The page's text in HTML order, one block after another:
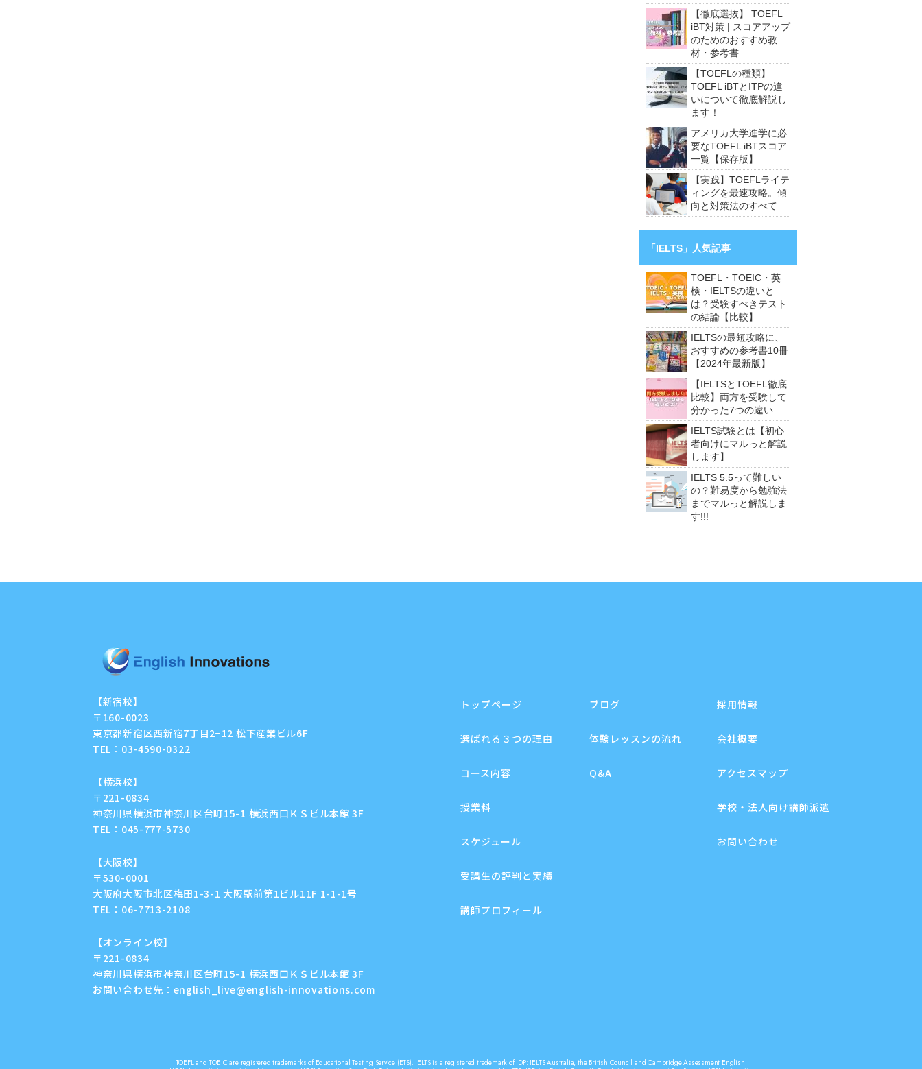
【徹底選抜】 TOEFL
iBT対策 | スコアアップ
のためのおすすめ教
材・参考書
【TOEFLの種類】
TOEFL iBTとITPの違
いについて徹底解説し
ます！
アメリカ大学進学に必
要なTOEFL iBTスコア
一覧【保存版】
【実践】TOEFLライテ
ィングを最速攻略。傾
向と対策法のすべて
「IELTS」人気記事
TOEFL・TOEIC・英
検・IELTSの違いと
は？受験すべきテスト
の結論【比較】
IELTSの最短攻略に、
おすすめの参考書10冊
【2024年最新版】
【IELTSとTOEFL徹底
比較】両方を受験して
分かった7つの違い
IELTS試験とは【初心
者向けにマルっと解説
します】
IELTS 5.5って難しい
の？難易度から勉強法
までマルっと解説しま
す!!!
【新宿校】
〒160-0023
東京都新宿区西新宿7丁目2−12 松下産業ビル6F
TEL： 03-4590-0322
【横浜校】
〒221-0834
神奈川県横浜市神奈川区台町15-1 横浜西口ＫＳビル本館 3F
TEL： 045-777-5730
【大阪校】
〒530-0001
大阪府大阪市北区梅田1-3-1 大阪駅前第1ビル11F 1-1-1号
TEL： 06-7713-2108
【オンライン校】
〒221-0834
神奈川県横浜市神奈川区台町15-1 横浜西口ＫＳビル本館 3F
お問い合わせ先： english_live@english-innovations.com
トップページ
選ばれる３つの理由
コース内容
授業料
スケジュール
受講生の評判と実績
講師プロフィール
ブログ
体験レッスンの流れ
Q&A
採用情報
会社概要
アクセスマップ
学校・法人向け講師派遣
お問い合わせ
TOEFL and TOEIC are registered trademarks of Educational Testing Service (ETS). IELTS is a registered trademark of IDP: IELTS Australia, the British Council and Cambridge Assessment English.